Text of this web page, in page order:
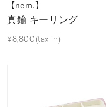
【nem.】
真鍮 キーリング
¥8,800(tax in)